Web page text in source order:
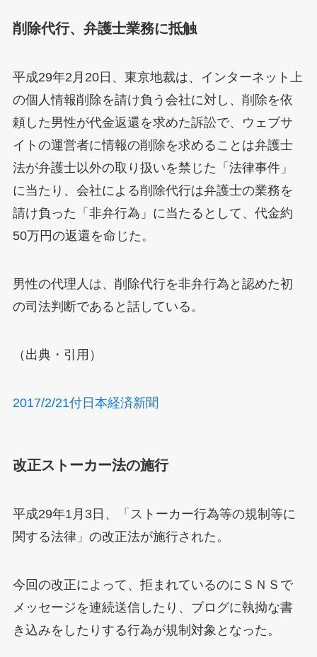
削除代行、弁護士業務に抵触
平成29年2月20日、東京地裁は、インターネット上
の個人情報削除を請け負う会社に対し、削除を依
頼した男性が代金返還を求めた訴訟で、ウェブサ
イトの運営者に情報の削除を求めることは弁護士
法が弁護士以外の取り扱いを禁じた「法律事件」
に当たり、会社による削除代行は弁護士の業務を
請け負った「非弁行為」に当たるとして、代金約
50万円の返還を命じた。
男性の代理人は、削除代行を非弁行為と認めた初
の司法判断であると話している。
（出典・引用）
2017/2/21付日本経済新聞
改正ストーカー法の施行
平成29年1月3日、「ストーカー行為等の規制等に
関する法律」の改正法が施行された。
今回の改正によって、拒まれているのにＳＮＳで
メッセージを連続送信したり、ブログに執拗な書
き込みをしたりする行為が規制対象となった。